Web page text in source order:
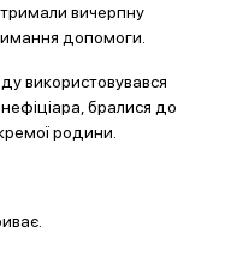
вичерпну
допомоги.
використовувався
бралися до
родини.